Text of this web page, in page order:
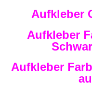
Aufkleber
Aufkleber
Aufkleber